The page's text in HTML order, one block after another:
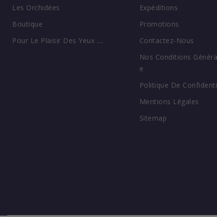
Les Orchidées
Boutique
Pour Le Plaisir Des Yeux ....
Expéditions
Promotions
Contactez-Nous
Nos Conditions
E
Politique De
Mentions Légales
Sitemap